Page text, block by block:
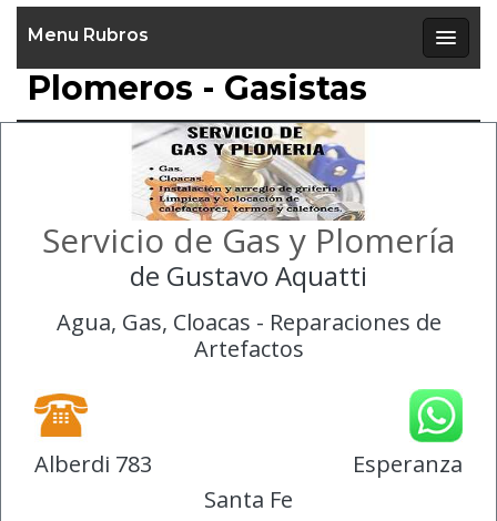
Menu Rubros
Plomeros - Gasistas
Servicio de Gas y Plomería
de Gustavo Aquatti
Agua, Gas, Cloacas - Reparaciones de
Artefactos
Alberdi 783
Esperanza
Santa Fe